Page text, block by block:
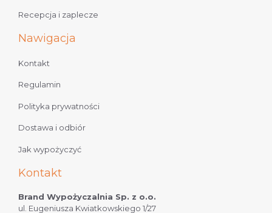
Recepcja i zaplecze
Nawigacja
Kontakt
Regulamin
Polityka prywatności
Dostawa i odbiór
Jak wypożyczyć
Kontakt
Brand Wypożyczalnia Sp. z o.o.
ul. Eugeniusza Kwiatkowskiego 1/27